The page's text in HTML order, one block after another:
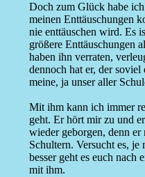
Doch zum Glück habe
meinen Enttäuschungen
nie enttäuschen wird. Es
größere Enttäuschungen
haben ihn verraten,
dennoch hat er, der
meine, ja unser aller
Mit ihm kann ich immer
geht. Er hört mir zu und
wieder geborgen, denn
Schultern. Versucht es, je
besser geht es euch nach
mit ihm.